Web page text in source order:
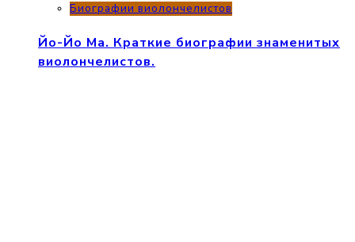
Биографии виолончелистов
Йо-Йо Ма. Краткие биографии знаменитых
виолончелистов.